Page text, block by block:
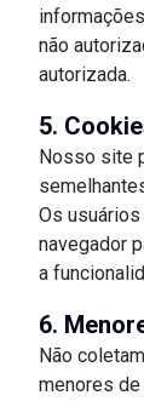
não
autorizada.
5.
Nosso site
Os
navegador
a
6.
Não
menores